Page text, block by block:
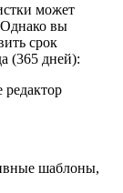
может
Однако вы
срок
(365 дней):
шаблоны,